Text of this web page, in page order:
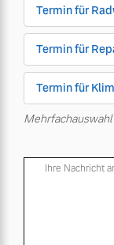
Termin für
Termin für
Termin für
Ihre Nachricht